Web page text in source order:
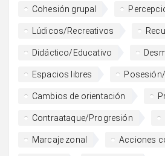
Cohesión grupal
Lúdicos/Recreativos
Didáctico/Educativo
Espacios libres
Cambios de orientación
Contraataque/Progresión
Marcaje zonal Acciones